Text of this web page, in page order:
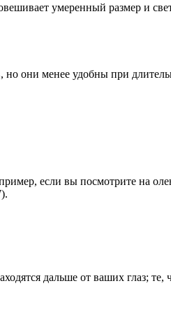
умеренный размер и
они менее удобны при
если вы посмотрите на